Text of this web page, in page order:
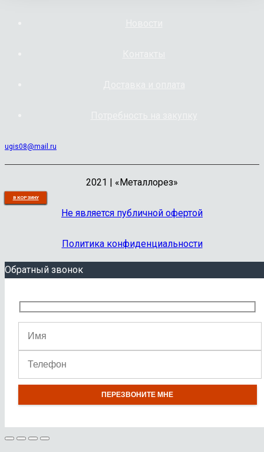
В КОРЗИНУ
В КОРЗИНУ
В КОРЗИНУ
В КОРЗИНУ
В КОРЗИНУ
В КОРЗИНУ
В КОРЗИНУ
В КОРЗИНУ
В КОРЗИНУ
В КОРЗИНУ
ugis08@mail.ru
2021 | «Металлорез»
Не является публичной офертой
Политика конфиденциальности
Обратный звонок